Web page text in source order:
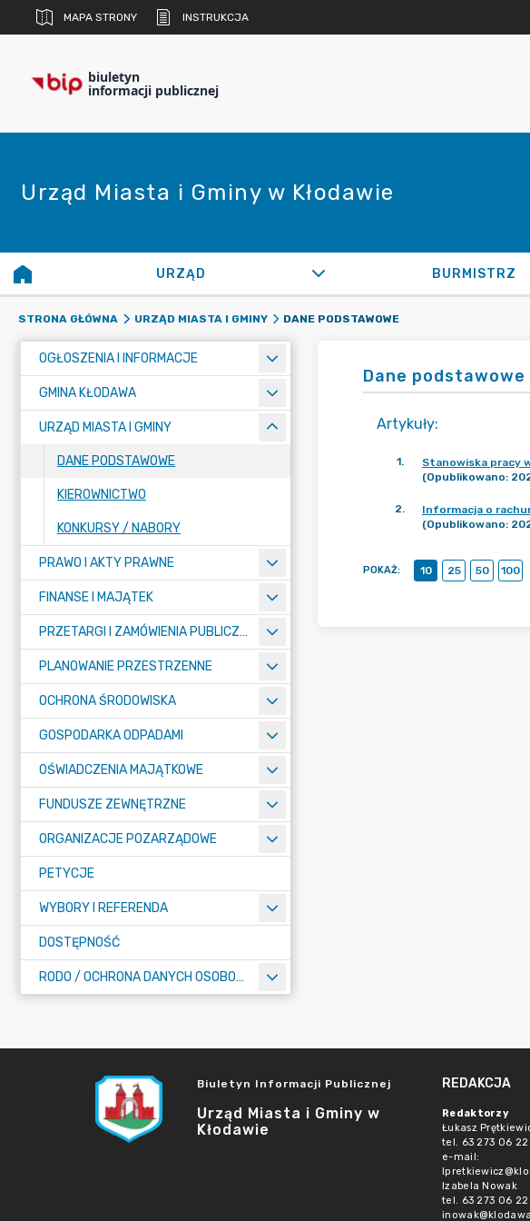
MAPA STRONY INSTRUKCJA
biuletyn
informacji publicznej
Urząd Miasta i Gminy w Kłodawie
URZĄD BURMISTRZ
STRONA GŁÓWNA URZĄD MIASTA I GMINY DANE PODSTAWOWE
OGŁOSZENIA I INFORMACJE
GMINA KŁODAWA
URZĄD MIASTA I GMINY
DANE PODSTAWOWE
KIEROWNICTWO
KONKURSY / NABORY
PRAWO I AKTY PRAWNE
FINANSE I MAJĄTEK
PRZETARGI I ZAMÓWIENIA PUBLICZNE
PLANOWANIE PRZESTRZENNE
OCHRONA ŚRODOWISKA
GOSPODARKA ODPADAMI
OŚWIADCZENIA MAJĄTKOWE
FUNDUSZE ZEWNĘTRZNE
ORGANIZACJE POZARZĄDOWE
PETYCJE
WYBORY I REFERENDA
DOSTĘPNOŚĆ
RODO / OCHRONA DANYCH OSOBOWYCH
Dane podstawowe
Artykuły:
1.
Stanowiska pracy
(Opublikowano:
2.
Informacja o
(Opublikowano:
POKAŻ: 10 25 50 100
Biuletyn Informacji Publicznej
Urząd Miasta i Gminy w
Kłodawie
REDAKCJA
Redaktorzy
Łukasz
tel. 63 273 06
e-mail:
Izabela Nowak
tel. 63 273 06 22